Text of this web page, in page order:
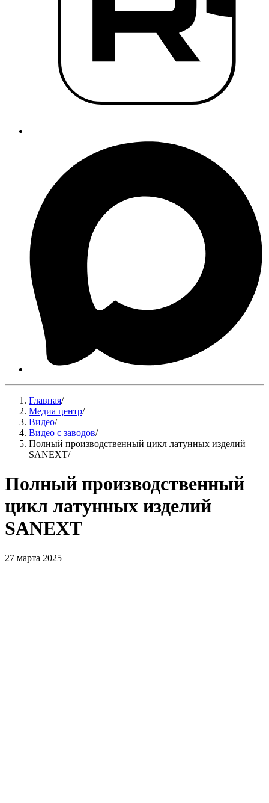
Главная/
Медиа центр/
Видео/
Видео с заводов/
Полный производственный цикл латунных изделий
SANEXT/
Полный производственный
цикл латунных изделий
SANEXT
27 марта 2025